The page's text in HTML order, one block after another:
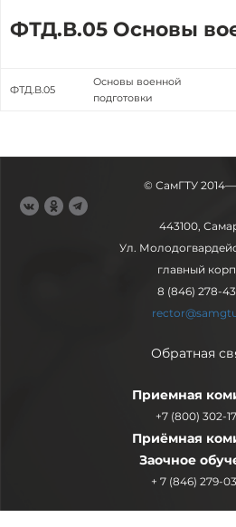
ФТД.В.05 Основы
ФТД.В.05
Основы военной
подготовки
© СамГТУ
443100,
Ул.
главный
8 (846) 278-
Обратная
Приемная
+7 (800) 302-
Приёмная
Заочное
+ 7 (846) 279-